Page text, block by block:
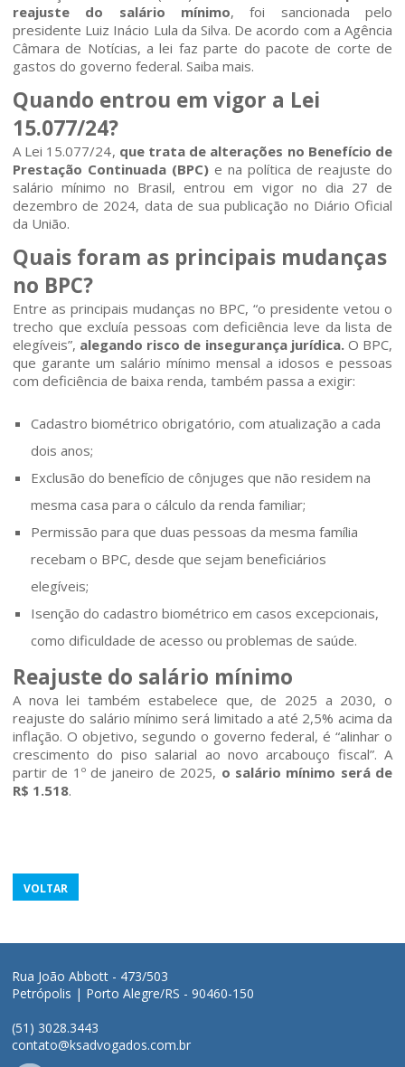
Home
Quem somos
Áreas de Atuação
Profissionais
Publicações
Contato
reajuste do salário mínimo, foi sancionada pelo
presidente Luiz Inácio Lula da Silva. De acordo com a Agência
Câmara de Notícias, a lei faz parte do pacote de corte de
gastos do governo federal. Saiba mais.
Quando entrou em vigor a Lei
15.077/24?
A Lei 15.077/24, que trata de alterações no Benefício de
Prestação Continuada (BPC)e na política de reajuste do
salário mínimo no Brasil, entrou em vigor no dia 27 de
dezembro de 2024, data de sua publicação no Diário Oficial
da União.
Quais foram as principais mudanças
no BPC?
Entre as principais mudanças no BPC, “o presidente vetou o
trecho que excluía pessoas com deficiência leve da lista de
elegíveis”, alegando risco de insegurança jurídica. O BPC,
que garante um salário mínimo mensal a idosos e pessoas
com deficiência de baixa renda, também passa a exigir:
Cadastro biométrico obrigatório, com atualização a cada
dois anos;
Exclusão do benefício de cônjuges que não residem na
mesma casa para o cálculo da renda familiar;
Permissão para que duas pessoas da mesma família
recebam o BPC, desde que sejam beneficiários
elegíveis;
Isenção do cadastro biométrico em casos excepcionais,
como dificuldade de acesso ou problemas de saúde.
Reajuste do salário mínimo
A nova lei também estabelece que, de 2025 a 2030, o
reajuste do salário mínimo será limitado a até 2,5% acima da
inflação. O objetivo, segundo o governo federal, é “alinhar o
crescimento do piso salarial ao novo arcabouço fiscal”. A
partir de 1º de janeiro de 2025, o salário mínimo será de
R$ 1.518.
VOLTAR
Rua João Abbott - 473/503
Petrópolis | Porto Alegre/RS - 90460-150
(51) 3028.3443
contato@ksadvogados.com.br